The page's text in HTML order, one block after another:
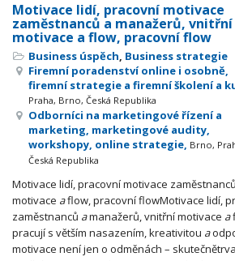
Motivace lidí, pracovní motivace
zaměstnanců a manažerů, vnitřní
motivace a flow, pracovní flow
Business úspěch, Business strategie
Firemní poradenství online i osobně,
firemní strategie a firemní školení a
Praha, Brno, Česká Republika
Odborníci na marketingové řízení a
marketing, marketingové audity,
workshopy, online strategie, Brno,
Česká Republika
Motivace lidí, pracovní motivace zaměstnanců
motivace aflow, pracovní flowMotivace lidí,
zaměstnanců amanažerů, vnitřní motivace a
pracují s větším nasazením, kreativitou a
motivace není jen o odměnách –